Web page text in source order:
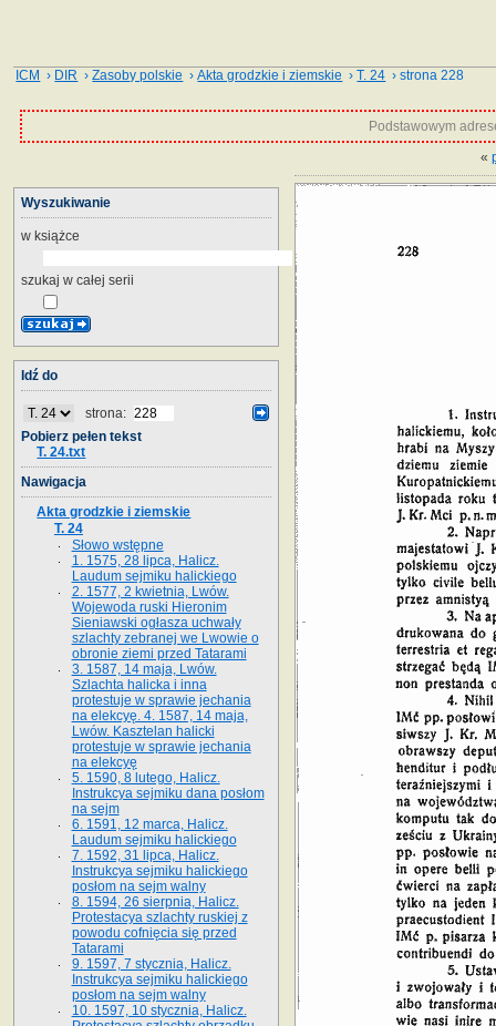
ICM › DIR ›Zasoby polskie ›Akta grodzkie i ziemskie ›T. 24 › strona 228
Podstawowym
«
Wyszukiwanie
w książce
szukaj w całej serii
Idź do
strona:
Pobierz pełen tekst
T. 24.txt
Nawigacja
Akta grodzkie i ziemskie
T. 24
Słowo wstępne
1. 1575, 28 lipca, Halicz.
Laudum sejmiku halickiego
2. 1577, 2 kwietnia, Lwów.
Wojewoda ruski Hieronim
Sieniawski ogłasza uchwały
szlachty zebranej we Lwowie o
obronie ziemi przed Tatarami
3. 1587, 14 maja, Lwów.
Szlachta halicka i inna
protestuje w sprawie jechania
na elekcyę. 4. 1587, 14 maja,
Lwów. Kasztelan halicki
protestuje w sprawie jechania
na elekcyę
5. 1590, 8 lutego, Halicz.
Instrukcya sejmiku dana posłom
na sejm
6. 1591, 12 marca, Halicz.
Laudum sejmiku halickiego
7. 1592, 31 lipca, Halicz.
Instrukcya sejmiku halickiego
posłom na sejm walny
8. 1594, 26 sierpnia, Halicz.
Protestacya szlachty ruskiej z
powodu cofnięcia się przed
Tatarami
9. 1597, 7 stycznia, Halicz.
Instrukcya sejmiku halickiego
posłom na sejm walny
10. 1597, 10 stycznia, Halicz.